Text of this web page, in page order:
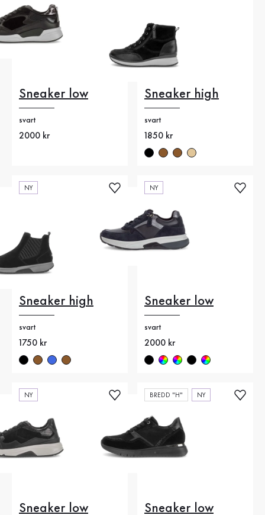
Sneaker low
svart
Nytt pris
2000 kr
Sneaker high
svart
Nytt pris
1850 kr
NY
Sneaker high
svart
Nytt pris
1750 kr
NY
Sneaker low
svart
Nytt pris
2000 kr
NY
Sneaker low
BREDD "H" NY
Sneaker low